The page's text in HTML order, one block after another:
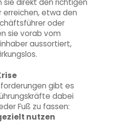
sie direkt den richtigen
erreichen, etwa den
oder
sie vorab vom
aussortiert,
gibt es
dabei
Fuß zu fassen:
nutzen